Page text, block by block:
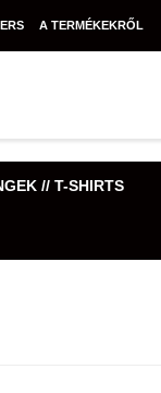
A TERMÉKEKRŐL
// T-SHIRTS